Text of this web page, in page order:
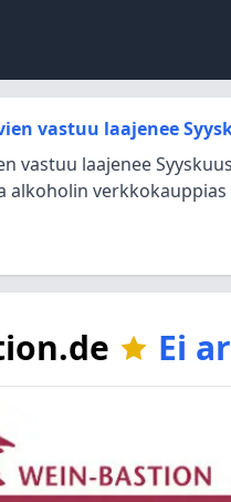
vastuu laajenee
vastuu laajenee
alkoholin verkkokauppias
Ei